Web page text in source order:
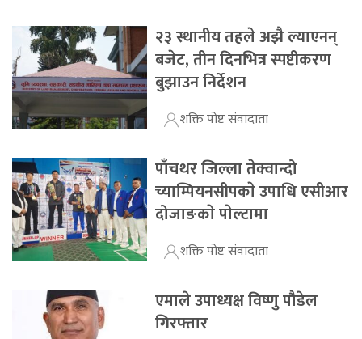
२३ स्थानीय तहले अझै ल्याएनन्
बजेट, तीन दिनभित्र स्पष्टीकरण
बुझाउन निर्देशन
शक्ति पोष्ट संवादाता
पाँचथर जिल्ला तेक्वान्दो
च्याम्पियनसीपकाे उपाधि एसीआर
दोजाङकाे पाेल्टामा
शक्ति पोष्ट संवादाता
एमाले उपाध्यक्ष विष्णु पौडेल
गिरफ्तार